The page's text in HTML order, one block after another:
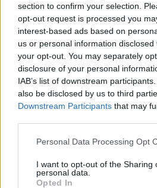
section to confirm your selection.
opt-out request is processed you
interest-based ads based on
us or personal information
your opt-out. You may separately
disclosure of your personal
IAB’s list of downstream
also be disclosed by us to third
Downstream Participants that may
Personal Data Processing Opt
I want to opt-out of the Sharing
personal data.
Opted In
galvojanti G.
nusilenkė L.
Zadneprovskienei